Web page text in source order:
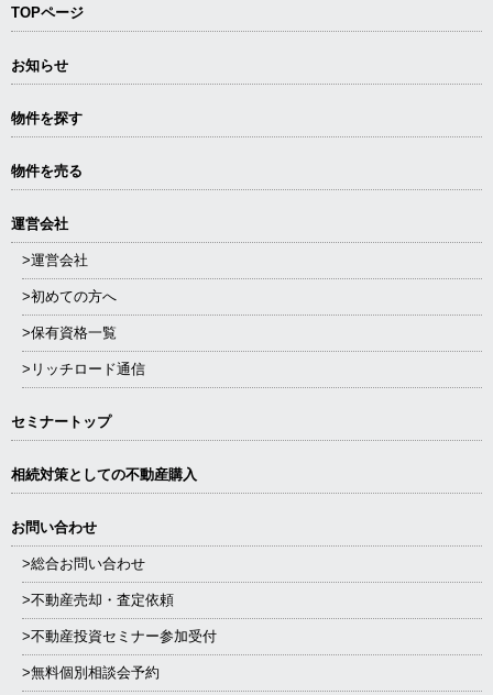
TOPページ
お知らせ
物件を探す
物件を売る
運営会社
>運営会社
>初めての方へ
>保有資格一覧
>リッチロード通信
セミナートップ
相続対策としての不動産購入
お問い合わせ
>総合お問い合わせ
>不動産売却・査定依頼
>不動産投資セミナー参加受付
>無料個別相談会予約